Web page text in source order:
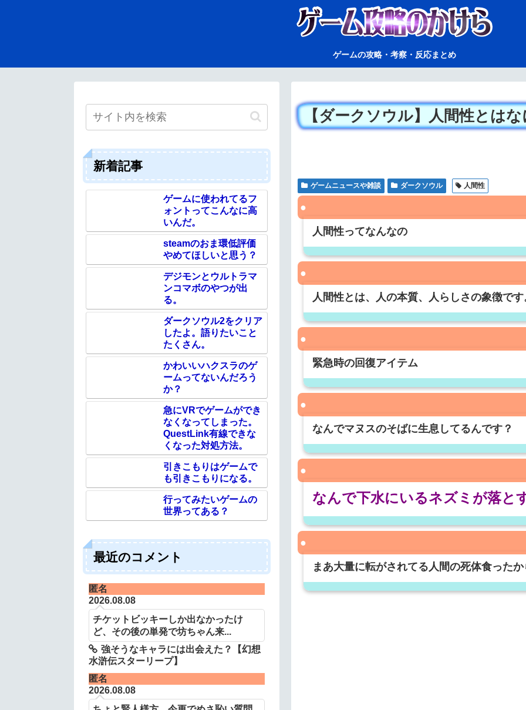
ゲームの攻略・考察・反応まとめ
【ダークソウル】人間性とは
ゲームニュースや雑談 ダークソウル 人間性
人間性ってなんなの
人間性とは、人の本質、人らしさの象徴です
緊急時の回復アイテム
なんでマヌスのそばに生息してるんです？
なんで下水にいるネズミが落と
まあ大量に転がされてる人間の死体食った
新着記事
ゲームに使われてるフ
ォントってこんなに高
いんだ。
steamのおま環低評価
やめてほしいと思う？
デジモンとウルトラマ
ンコマボのやつが出
る。
ダークソウル2をクリア
したよ。語りたいこと
たくさん。
かわいいハクスラのゲ
ームってないんだろう
か？
急にVRでゲームができ
なくなってしまった。
QuestLink有線できな
くなった対処方法。
引きこもりはゲームで
も引きこもりになる。
行ってみたいゲームの
世界ってある？
最近のコメント
匿名
2026.08.08
チケットビッキーしか出なかったけ
ど、その後の単発で坊ちゃん来...
強そうなキャラには出会えた？【幻想
水滸伝スターリープ】
匿名
2026.08.08